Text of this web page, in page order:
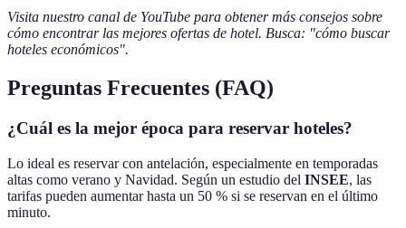
Visita nuestro canal de YouTube para obtener más consejos sobre
cómo encontrar las mejores ofertas de hotel. Busca: "cómo buscar
hoteles económicos".
Preguntas Frecuentes (FAQ)
¿Cuál es la mejor época para reservar hoteles?
Lo ideal es reservar con antelación, especialmente en temporadas
altas como verano y Navidad. Según un estudio del INSEE, las
tarifas pueden aumentar hasta un 50 % si se reservan en el último
minuto.